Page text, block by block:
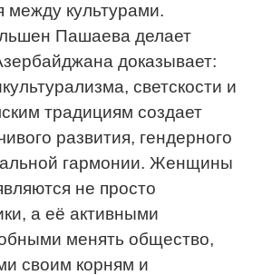
между культурами.
Пашаева делает
доказывает:
светскости и
традициям создает
развития, гендерного
гармонии. Женщины
не просто
а её активными
менять общество,
своим корням и